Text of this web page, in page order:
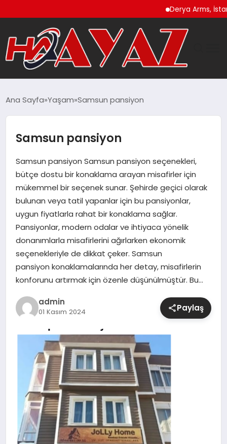
Derya Arms, İstanbul
DÜNYA
EĞITIM
EKONOMI
MAGAZIN
SAĞLIK
SIYASET
SPOR
TEKNOLOJI
Ana Sayfa Yaşam Samsun pansiyon
Samsun pansiyon
Samsun pansiyon Samsun pansiyon seçenekleri,
bütçe dostu bir konaklama arayan misafirler için
mükemmel bir seçenek sunar. Şehirde geçici olarak
bulunan veya tatil yapanlar için bu pansiyonlar,
uygun fiyatlarla rahat bir konaklama sağlar.
Pansiyonlar, modern odalar ve ihtiyaca yönelik
donanımlarla misafirlerini ağırlarken ekonomik
seçenekleriyle de dikkat çeker. Samsun
pansiyon konaklamalarında her detay, misafirlerin
konforunu artırmak için özenle düşünülmüştür. Bu…
admin
01 Kasım 2024 Paylaş